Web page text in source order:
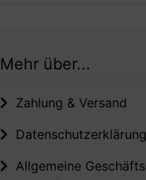
Mehr über...
Zahlung & Versand
Datenschutzerklärung
Allgemeine